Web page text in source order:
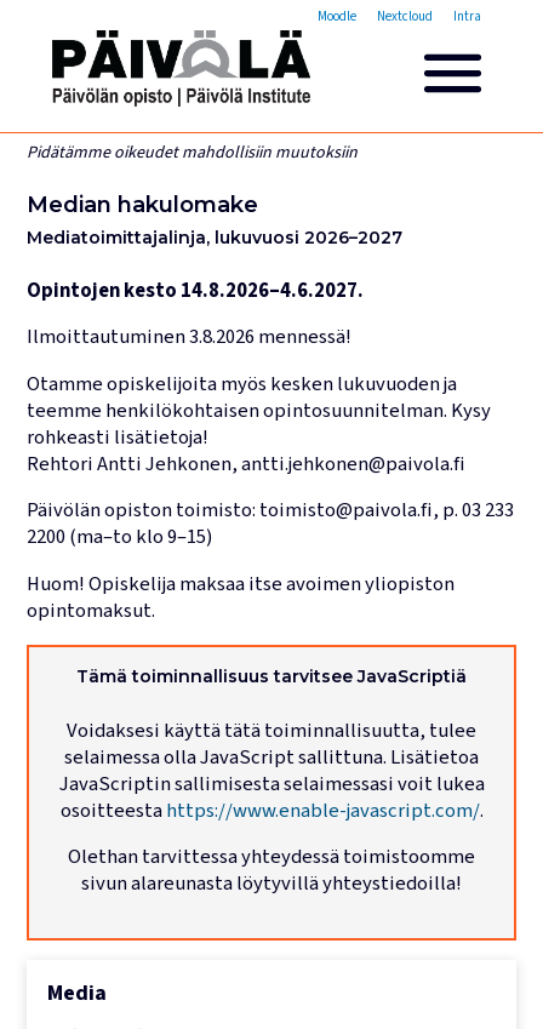
Moodle Nextcloud Intra
Yleisakatemia
Lyhytkurssit
Päivölän opisto
Opintomaksut
Opiskelijatarinoita
Yhteystiedot
Tilat ja majoitus
Majoituspalvelut
Kokous- ja juhlatilat
Tarjoilut ja ruokailut
Haku käynnissä
Lukujärjestykset
Pidätämme oikeudet mahdollisiin muutoksiin
Median hakulomake
Mediatoimittajalinja, lukuvuosi 2026–2027
Opintojen kesto 14.8.2026–4.6.2027.
Ilmoittautuminen 3.8.2026 mennessä!
Otamme opiskelijoita myös kesken lukuvuoden ja
teemme henkilökohtaisen opintosuunnitelman. Kysy
rohkeasti lisätietoja!
Rehtori Antti Jehkonen, antti.jehkonen@paivola.fi
Päivölän opiston toimisto: toimisto@paivola.fi, p. 03 233
2200 (ma–to klo 9–15)
Huom! Opiskelija maksaa itse avoimen yliopiston
opintomaksut.
Tämä toiminnallisuus tarvitsee JavaScriptiä
Voidaksesi käyttä tätä toiminnallisuutta, tulee
selaimessa olla JavaScript sallittuna. Lisätietoa
JavaScriptin sallimisesta selaimessasi voit lukea
osoitteestahttps://www.enable-javascript.com/.
Olethan tarvittessa yhteydessä toimistoomme
sivun alareunasta löytyvillä yhteystiedoilla!
Media